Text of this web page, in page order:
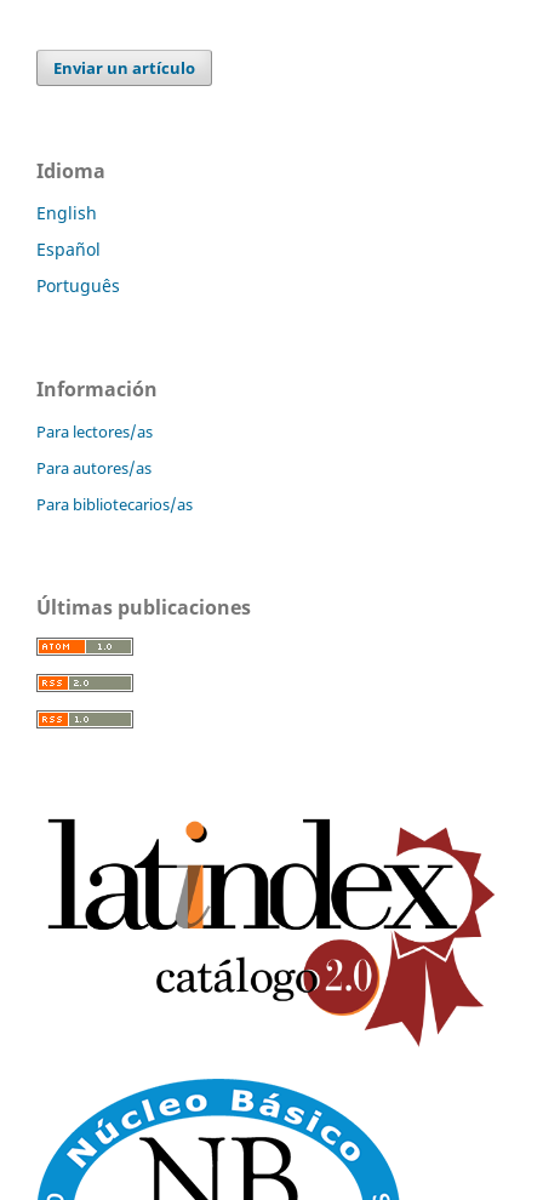
Enviar un artículo
Idioma
English
Español
Português
Información
Para lectores/as
Para autores/as
Para bibliotecarios/as
Últimas publicaciones